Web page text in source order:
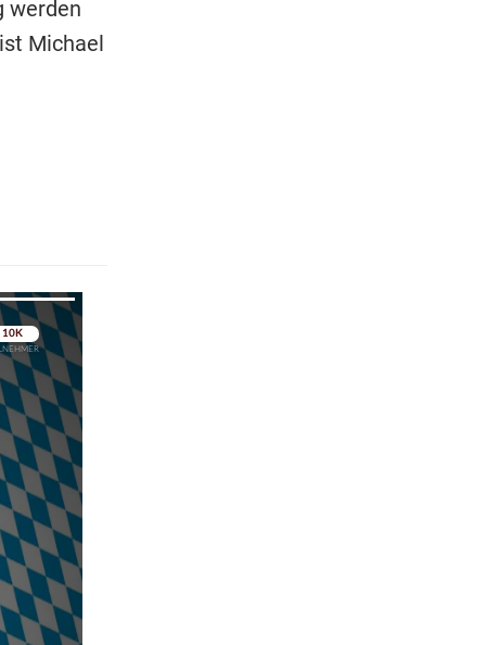
werden
Michael